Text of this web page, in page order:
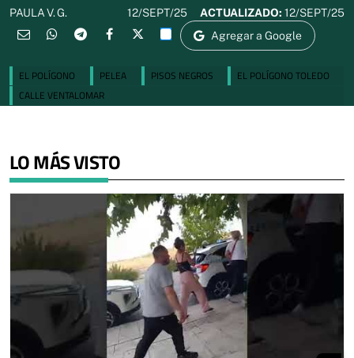
PAULA V. G. 12/SEPT/25 ACTUALIZADO: 12/SEPT/25
Agregar a Google
EL POLÍGONO PELEA PISOS NEGROS
EL POLÍGONO TOLEDO
CALLE VENTALOMAR
LO MÁS VISTO